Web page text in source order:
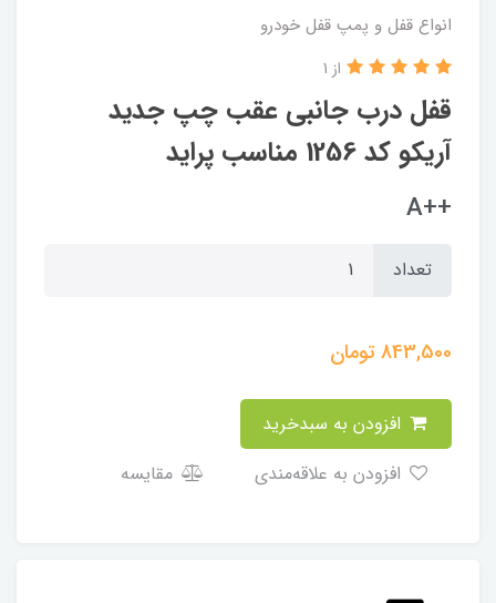
انواع قفل و پمپ قفل خودرو
قفل درب جانبی عقب چپ جدید
آریکو کد 1256 مناسب پراید
از 1
++A
تعداد
843,500تومان
مقایسه